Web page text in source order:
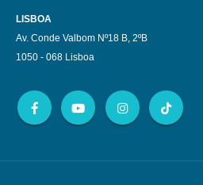
LISBOA
Av. Conde Valbom Nº18 B, 2ºB
1050 - 068 Lisboa